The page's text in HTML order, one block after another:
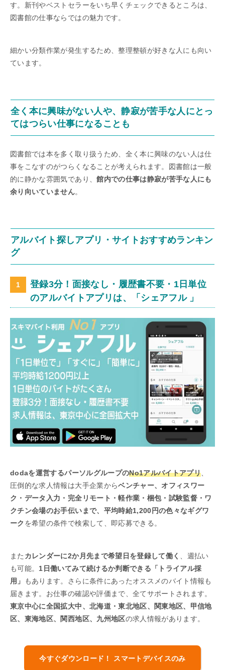
す。新刊やベストセラーをいち早くチェックできるところは、
図書館の仕事ならではの魅力です。
細かい分類作業が発生するため、整理整頓が好きな人にも向い
ています。
全く本に興味がない人や、静寂が苦手な人にとっ
てはつらい仕事になることも
図書館では本を多く取り扱うため、全く本に興味のない人は仕
事をこなすのがつらくなることが考えられます。図書館は一般
的に静かな雰囲気であり、館内での仕事は静寂が苦手な人にも
余り向いていません。
アルバイト探しアプリ・サイトおすすめランキン
グ
登録3分！面接なし・履歴書不要・1日単位
のアルバイトアプリは、「シェアフル 」
dodaを運営するパーソルグループのNo1アルバイトアプリ
圧倒的な求人情報は大手企業からベンチャー、オフィスワー
ク・データ入力・完全リモート・軽作業・梱包・試験監督・ワ
クチン会場のお手伝いまで、平均時給1,200円の色々なギグワ
ーク を希望の条件で検索して、即応募できる。
また カレンダーに2か月先まで希望日を登録して働く
、週払い
も可能。 1日働いてみて続けるか判断できる「トライアル採
用」
もあります。さらに条件にあったオススメのバイト情報も
届きます。お仕事の確認や評価まで、全てサポートされます。
東京中心に全国拡大中、北海道・東北地区、関東地区、甲信地
区、東海地区、関西地区、九州地区の求人情報があります。
今すぐダウンロード！ スマートデバイスのみ